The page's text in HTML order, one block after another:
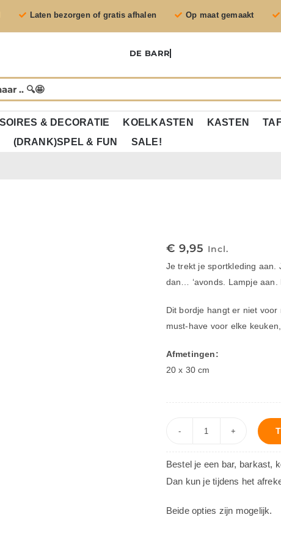
Laten bezorgen of gratis afhalen Op maat gemaakt
& DECORATIE KOELKASTEN KASTEN
(DRANK)SPEL & FUN
SALE!
€ 9,95 Incl.
Je trekt je sportkleding aan.
dan… ‘avonds. Lampje aan.
Dit bordje hangt er niet voor
must-have voor elke
Afmetingen:
20 x 30 cm
Decoratiebord
sport
wel...
Bestel je een bar, barkast,
Dan kun je tijdens het
Beide opties zijn mogelijk.